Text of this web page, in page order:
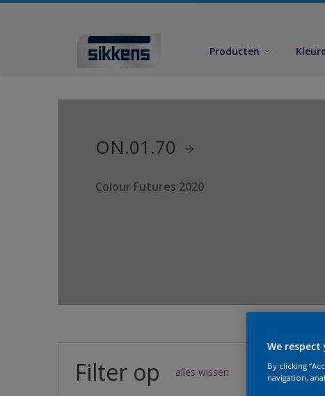
Producten
ON.01.70
Colour Futures 2020
Filter op alles wissen 46
We respect
By clicking
navigation,